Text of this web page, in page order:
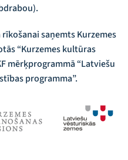
saņemts Kurzemes
“Kurzemes kultūras
mērķprogrammā “Latviešu
programma”.